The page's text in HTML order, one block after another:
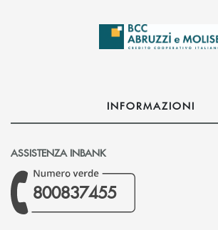
INFORMAZIONI
ASSISTENZA INBANK
800837455